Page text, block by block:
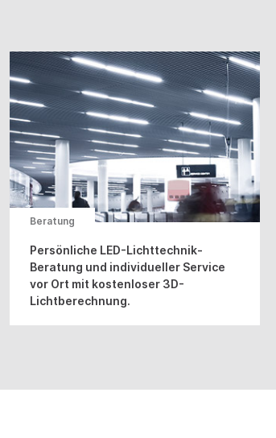
Beratung
Persönliche LED-Lichttechnik-
Beratung und individueller Service
vor Ort mit kostenloser 3D-
Lichtberechnung.